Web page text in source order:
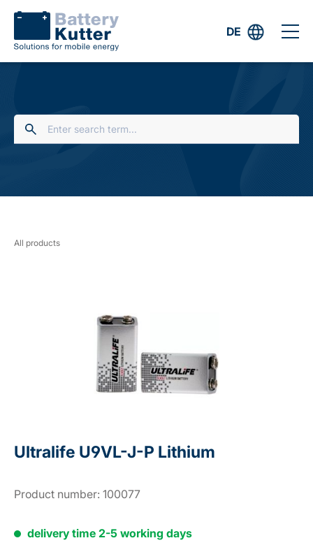
DE
All products
Ultralife U9VL-J-P Lithium
Product number: 100077
delivery time 2-5 working days